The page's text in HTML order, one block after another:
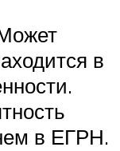
в
в ЕГРН.